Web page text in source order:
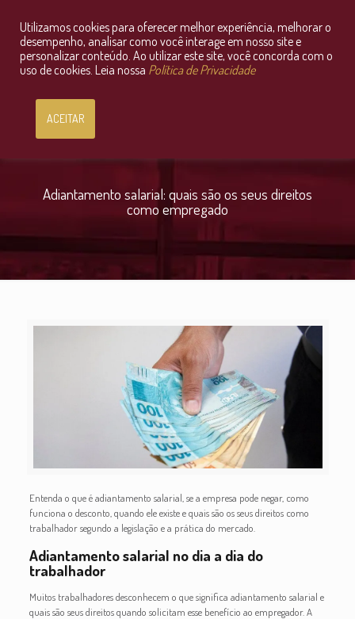
Consultoria Jurídica OnLine
Adiantamento salarial: quais são os seus direitos
como empregado
Entenda o que é adiantamento salarial, se a empresa pode negar, como
funciona o desconto, quando ele existe e quais são os seus direitos como
trabalhador segundo a legislação e a prática do mercado.
Adiantamento salarial no dia a dia do
trabalhador
Muitos trabalhadores desconhecem o que significa adiantamento salarial e
quais são seus direitos quando solicitam esse benefício ao empregador. A
Utilizamos cookies para oferecer melhor experiência, melhorar o
desempenho, analisar como você interage em nosso site e
personalizar conteúdo. Ao utilizar este site, você concorda com o
uso de cookies. Leia nossa Política de Privacidade
ACEITAR